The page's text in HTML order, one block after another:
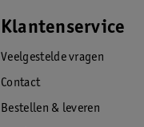
Klantenservice
Veelgestelde vragen
Contact
Bestellen & leveren